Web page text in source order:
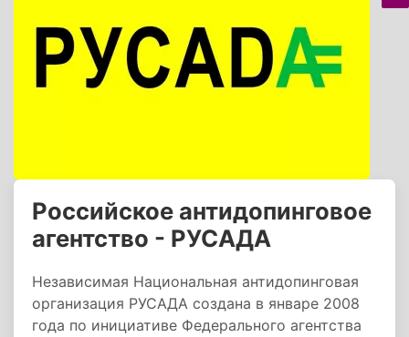
Российское антидопинговое
агентство - РУСАДА
Независимая Национальная антидопинговая
организация РУСАДА создана в январе 2008
года по инициативе Федерального агентства